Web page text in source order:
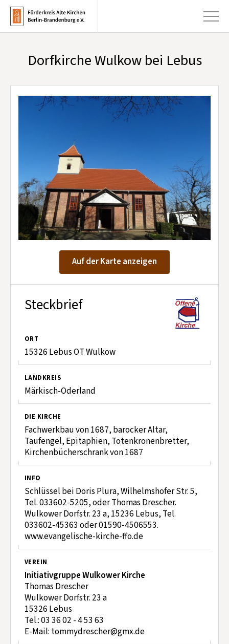
Infobrief abonnieren
Kontakt aufnehmen
Mitglied werden
Kirchen +
Förderung & Spenden
Über uns +
Dorfkirche Wulkow bei Lebus
Auf der Karte anzeigen
Steckbrief
ORT
15326 Lebus OT Wulkow
LANDKREIS
Märkisch-Oderland
DIE KIRCHE
Fachwerkbau von 1687, barocker Altar,
Taufengel, Epitaphien, Totenkronenbretter,
Kirchenbücherschrank von 1687
INFO
Schlüssel bei Doris Plura, Wilhelmshofer Str. 5,
Tel. 033602-5205, oder Thomas Drescher.
Wulkower Dorfstr. 23 a, 15236 Lebus, Tel.
033602-45363 oder 01590-4506553.
www.evangelische-kirche-ffo.de
VEREIN
Initiativgruppe Wulkower Kirche
Thomas Drescher
Wulkower Dorfstr. 23 a
15326 Lebus
Tel.: 03 36 02 - 4 53 63
E-Mail: tommydrescher@gmx.de